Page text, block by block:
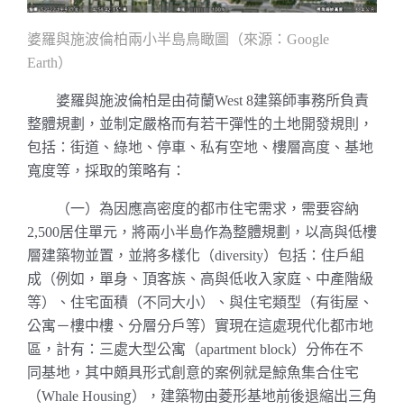
婆羅與施波倫柏兩小半島鳥瞰圖（來源： Google
Earth）
婆羅與施波倫柏是由荷蘭West 8建築師事務所負責
整體規劃，並制定嚴格而有若干彈性的土地開發規則，
包括：街道、綠地、停車、私有空地、樓層高度、基地
寬度等，採取的策略有 ：
（一）為因應高密度的都市住宅需求，需要容納
2,500居住單元，將兩小半島作為整體規劃，以高與低樓
層建築物並置，並將多樣化（diversity）包括：住戶組
成（例如，單身、頂客族、高與低收入家庭、中產階級
等）、住宅面積（不同大小）、與住宅類型（有街屋、
公寓－樓中樓、分層分戶等）實現在這處現代化都市地
區，計有：三處大型公寓（apartment block）分佈在不
同基地， 其中頗具形式創意的案例就是鯨魚集合住宅
（Whale Housing），建築物由菱形基地前後退縮出三角